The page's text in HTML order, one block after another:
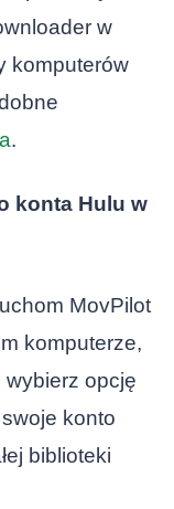
w
komputerów
.
konta Hulu w
MovPilot
komputerze,
opcję
konto
biblioteki